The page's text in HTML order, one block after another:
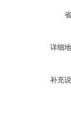
详细
补充